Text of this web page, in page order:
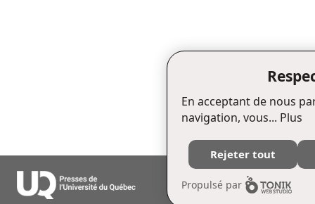
Édifice Fleurie, 480, de La Chapelle,
Tél. : (418) 657-4399 Téléc. : (418)
En acceptant de nous
navigation, vous... Plus
Rejeter tout
Propulsé par